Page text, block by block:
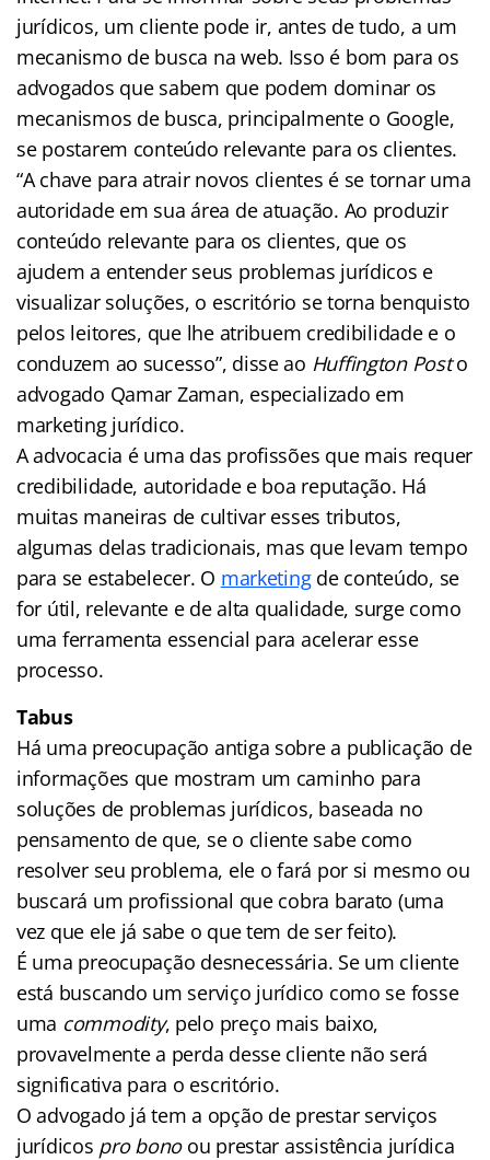
jurídicos, um cliente pode ir, antes de tudo, a um
mecanismo de busca na web. Isso é bom para os
advogados que sabem que podem dominar os
mecanismos de busca, principalmente o Google,
se postarem conteúdo relevante para os clientes.
“A chave para atrair novos clientes é se tornar uma
autoridade em sua área de atuação. Ao produzir
conteúdo relevante para os clientes, que os
ajudem a entender seus problemas jurídicos e
visualizar soluções, o escritório se torna benquisto
pelos leitores, que lhe atribuem credibilidade e o
conduzem ao sucesso”, disse ao Huffington Posto
advogado Qamar Zaman, especializado em
marketing jurídico.
A advocacia é uma das profissões que mais requer
credibilidade, autoridade e boa reputação. Há
muitas maneiras de cultivar esses tributos,
algumas delas tradicionais, mas que levam tempo
para se estabelecer. O marketingde conteúdo, se
for útil, relevante e de alta qualidade, surge como
uma ferramenta essencial para acelerar esse
processo.
Tabus
Há uma preocupação antiga sobre a publicação de
informações que mostram um caminho para
soluções de problemas jurídicos, baseada no
pensamento de que, se o cliente sabe como
resolver seu problema, ele o fará por si mesmo ou
buscará um profissional que cobra barato (uma
vez que ele já sabe o que tem de ser feito).
É uma preocupação desnecessária. Se um cliente
está buscando um serviço jurídico como se fosse
uma commodity, pelo preço mais baixo,
provavelmente a perda desse cliente não será
significativa para o escritório.
O advogado já tem a opção de prestar serviços
jurídicos pro bonoou prestar assistência jurídica